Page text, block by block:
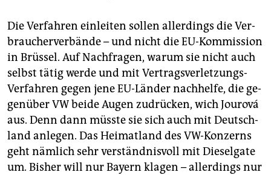
Die Ver­fah­ren ein­lei­ten sol­len al­ler­dings die Ver­
brau­cher­ver­bän­de – und nicht die EU-Kom­mis­si­on
in Brüs­sel. Auf Nach­fra­gen, warum sie nicht auch
selbst tätig werde und mit Ver­trags­ver­let­zungs-
Ver­fah­ren gegen jene EU-Län­der nach­hel­fe, die ge­
gen­über VW beide Augen zu­drü­cken, wich Jou­rová
aus. Denn dann müss­te sie sich auch mit Deutsch­
land an­le­gen. Das Hei­mat­land des VW-Kon­zerns
geht näm­lich sehr ver­ständ­nis­voll mit Die­sel­ga­te
um. Bis­her will nur Bay­ern kla­gen – al­ler­dings nur